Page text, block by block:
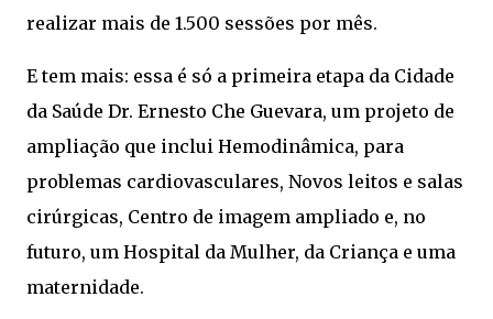
realizar mais de 1.500 sessões por mês.
E tem mais: essa é só a primeira etapa da Cidade
da Saúde Dr. Ernesto Che Guevara, um projeto de
ampliação que inclui Hemodinâmica, para
problemas cardiovasculares, Novos leitos e salas
cirúrgicas, Centro de imagem ampliado e, no
futuro, um Hospital da Mulher, da Criança e uma
maternidade.